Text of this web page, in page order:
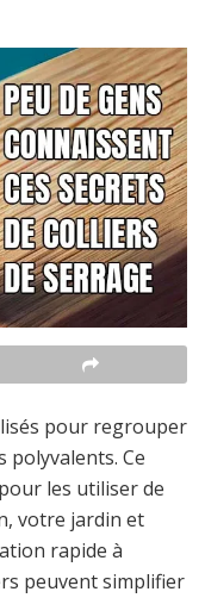
pour regrouper
polyvalents. Ce
les utiliser de
votre jardin et
rapide à
peuvent simplifier